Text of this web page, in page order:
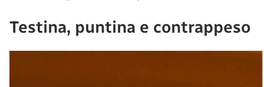
Testina, puntina e contrappeso